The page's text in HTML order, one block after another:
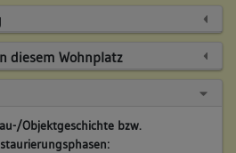
diesem Wohnplatz
Objektgeschichte bzw.